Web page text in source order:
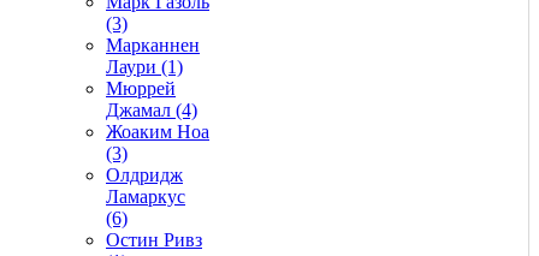
(3)
Марканнен
Лаури (1)
Мюррей
Джамал (4)
Жоаким Ноа
(3)
Олдридж
Ламаркус
(6)
Остин Ривз